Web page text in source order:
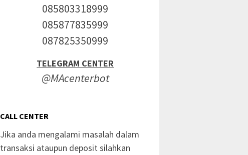
085803318999
085877835999
087825350999
TELEGRAM CENTER
@MAcenterbot
CALL CENTER
Jika anda mengalami masalah dalam
transaksi ataupun deposit silahkan